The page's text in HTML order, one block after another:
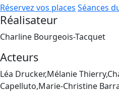
Réservez vos places Séances
Réalisateur
Charline Bourgeois-Tacquet
Acteurs
Léa Drucker,Mélanie
Capelluto,Marie-Christine